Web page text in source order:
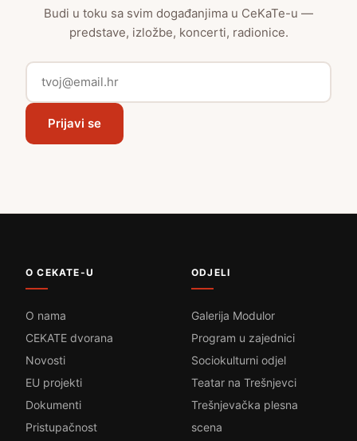
Budi u toku sa svim događanjima u CeKaTe-u —
predstave, izložbe, koncerti, radionice.
Prijavi se
O CEKATE-U
O nama
CEKATE dvorana
Novosti
EU projekti
Dokumenti
Pristupačnost
ODJELI
Galerija Modulor
Program u zajednici
Sociokulturni odjel
Teatar na Trešnjevci
Trešnjevačka plesna
scena